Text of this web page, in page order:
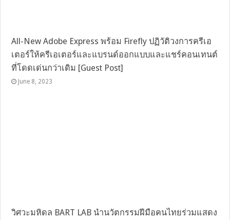
All-New Adobe Express พร้อม Firefly ปฏิวัติวงการครีเอ
เตอร์ให้ครีเอเตอร์และแบรนด์ออกแบบและแชร์คอนเทนต์
ที่โดดเด่นกว่าเดิม [Guest Post]
June 8, 2023
วิศวะมหิดล BART LAB นำนวัตกรรมฝีมือคนไทยร่วมแสดง